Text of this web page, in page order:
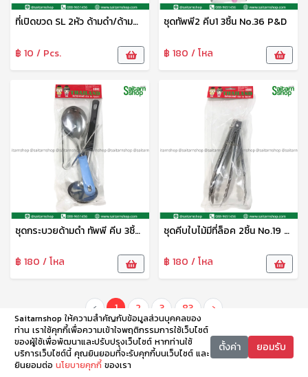
ที่เปิดขวด SL 2หัว ด้ามดำ/ด้ามสี P&D
฿ 10 / Pcs.
ชุดทัพพี2 คีบ1 3ชิ้น No.36 P&D
฿ 180 / โหล
ชุดกระบวยด้ามดำ ทัพพี คีบ 3ชิ้น No.28 p&d
฿ 180 / โหล
ชุดคีบใบไม้มีที่ล็อค 2ชิ้น No.19 p&d
฿ 180 / โหล
‹ 1 2 3 83 ›
Saitarnshop ให้ความสำคัญกับข้อมูลส่วนบุคคลของ
ท่าน เราใช้คุกกี้เพื่อความเข้าใจพฤติกรรมการใช้เว็บไซต์
ของผู้ใช้เพื่อพัฒนาและปรับปรุงเว็บไซต์ หากท่านใช้
บริการเว็บไซต์นี้ คุณยินยอมที่จะรับคุกกี้บนเว็บไซต์ และ
ยินยอมต่อ นโยบายคุกกี้ ของเรา
ตั้งค่า ยอมรับ